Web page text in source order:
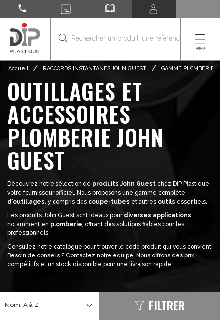
call
Accueil / RACCORDS INSTANTANES JOHN GUEST / GAMME PLOMBERIE
OUTILLAGES ET
ACCESSOIRES
PLOMBERIE JOHN
GUEST
Découvrez notre sélection de produits John Guest chez DIP Plastique,
votre fournisseur officiel. Nous proposons une gamme complète
d'outillages, y compris des coupe-tubes et autres outils essentiels.
Les produits John Guest sont idéaux pour diverses applications,
notamment en plomberie, offrant des solutions fiables pour les
professionnels.
Consultez notre catalogue pour trouver le code produit qui vous convient.
Besoin de conseils ? Contactez notre équipe. Nous offrons des prix
compétitifs et un stock disponible pour une livraison rapide.
Nom, A à Z FILTRER
PAR